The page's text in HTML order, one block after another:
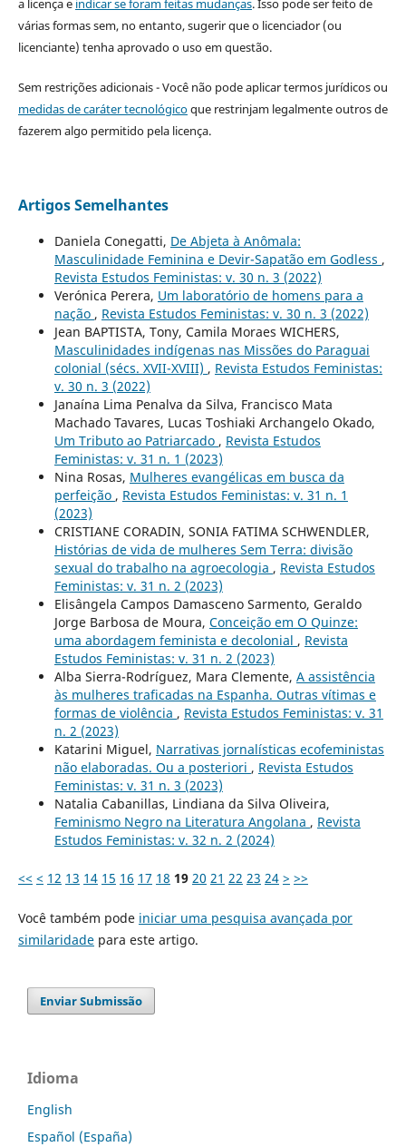
a licença e indicar se foram feitas mudanças. Isso pode ser feito de
várias formas sem, no entanto, sugerir que o licenciador (ou
licenciante) tenha aprovado o uso em questão.
Sem restrições adicionais - Você não pode aplicar termos jurídicos ou
medidas de caráter tecnológicoque restrinjam legalmente outros de
fazerem algo permitido pela licença.
Artigos Semelhantes
Daniela Conegatti, De Abjeta à Anômala:
Masculinidade Feminina e Devir-Sapatão em Godless ,
Revista Estudos Feministas: v. 30 n. 3 (2022)
Verónica Perera, Um laboratório de homens para a
nação , Revista Estudos Feministas: v. 30 n. 3 (2022)
Jean BAPTISTA, Tony, Camila Moraes WICHERS,
Masculinidades indígenas nas Missões do Paraguai
colonial (sécs. XVII-XVIII) , Revista Estudos Feministas:
v. 30 n. 3 (2022)
Janaína Lima Penalva da Silva, Francisco Mata
Machado Tavares, Lucas Toshiaki Archangelo Okado,
Um Tributo ao Patriarcado , Revista Estudos
Feministas: v. 31 n. 1 (2023)
Nina Rosas, Mulheres evangélicas em busca da
perfeição , Revista Estudos Feministas: v. 31 n. 1
(2023)
CRISTIANE CORADIN, SONIA FATIMA SCHWENDLER,
Histórias de vida de mulheres Sem Terra: divisão
sexual do trabalho na agroecologia , Revista Estudos
Feministas: v. 31 n. 2 (2023)
Elisângela Campos Damasceno Sarmento, Geraldo
Jorge Barbosa de Moura, Conceição em O Quinze:
uma abordagem feminista e decolonial , Revista
Estudos Feministas: v. 31 n. 2 (2023)
Alba Sierra-Rodríguez, Mara Clemente, A assistência
às mulheres traficadas na Espanha. Outras vítimas e
formas de violência , Revista Estudos Feministas: v. 31
n. 2 (2023)
Katarini Miguel, Narrativas jornalísticas ecofeministas
não elaboradas. Ou a posteriori , Revista Estudos
Feministas: v. 31 n. 3 (2023)
Natalia Cabanillas, Lindiana da Silva Oliveira,
Feminismo Negro na Literatura Angolana , Revista
Estudos Feministas: v. 32 n. 2 (2024)
<< < 12 13 14 15 16 17 18 19 20 21 22 23 24 > >>
Você também pode iniciar uma pesquisa avançada por
similaridadepara este artigo.
Enviar Submissão
Idioma
English
Español (España)